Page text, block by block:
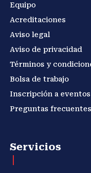
Equipo
Acreditaciones
Aviso legal
Aviso de privacidad
Términos y
Bolsa de trabajo
Inscripción a eventos
Preguntas frecuentes
Servicios